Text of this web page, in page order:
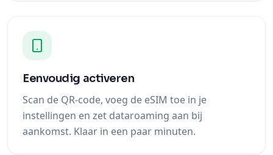
Eenvoudig activeren
Scan de QR-code, voeg de eSIM toe in je
instellingen en zet dataroaming aan bij
aankomst. Klaar in een paar minuten.